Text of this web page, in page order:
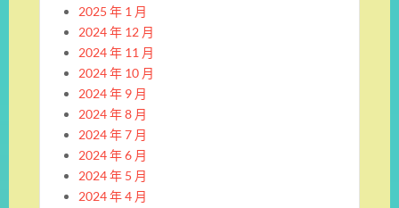
2025 年 1 月
2024 年 12 月
2024 年 11 月
2024 年 10 月
2024 年 9 月
2024 年 8 月
2024 年 7 月
2024 年 6 月
2024 年 5 月
2024 年 4 月